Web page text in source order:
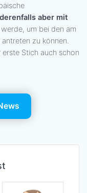
aber mit
werde, um bei den am
antreten zu können.
Stich auch schon